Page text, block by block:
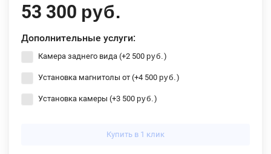
53 300 руб.
Дополнительные услуги:
Камера заднего вида (+2 500 руб. )
Установка магнитолы от (+4 500 руб. )
Установка камеры (+3 500 руб. )
Купить в 1 клик